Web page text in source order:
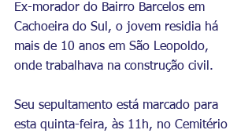
Ex-morador do Bairro Barcelos em
Cachoeira do Sul, o jovem residia há
mais de 10 anos em São Leopoldo,
onde trabalhava na construção civil.
Seu sepultamento está marcado para
esta quinta-feira, às 11h, no Cemitério